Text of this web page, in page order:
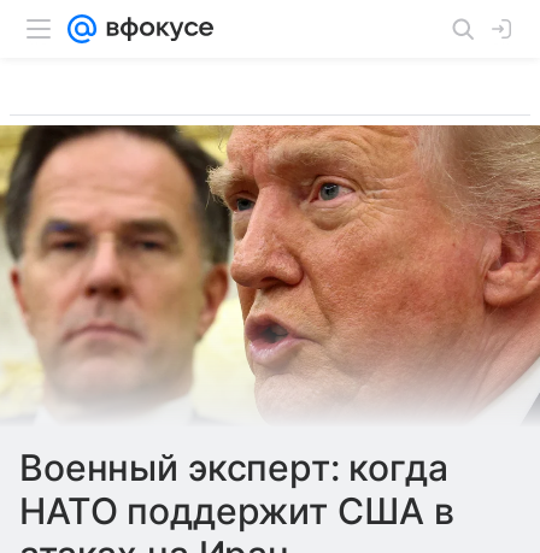
Военный эксперт: когда
НАТО поддержит США в